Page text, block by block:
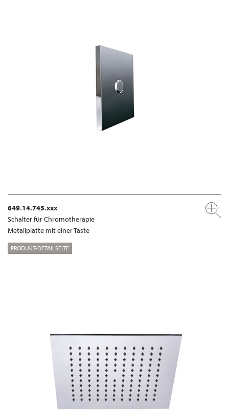
649.14.745.xxx
Schalter für Chromotherapie
Metallplatte mit einer Taste
PRODUKT-DETAILSEITE